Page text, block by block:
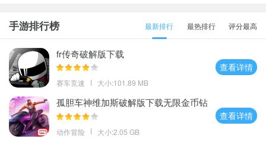
手游排行榜 最新排行 最热排行 评分最高
fr传奇破解版下载
赛车竞速 大小:101.89 MB
查看详情
孤胆车神维加斯破解版下载无限金币钻
石
动作冒险 大小:2.05 GB
查看详情